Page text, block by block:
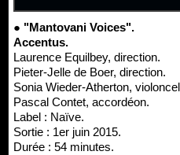
● "Mantovani Voices".
Accentus.
Laurence Equilbey, direction.
Pieter-Jelle de Boer, direction.
Sonia Wieder-Atherton,
Pascal Contet, accordéon.
Label : Naïve.
Sortie : 1er juin 2015.
Durée : 54 minutes.